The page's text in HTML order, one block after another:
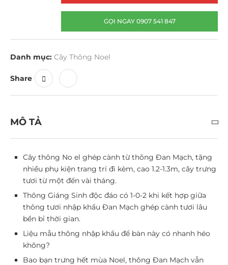
GỌI NGAY 0907 541 847
Danh mục: Cây Thông Noel
Share
MÔ TẢ
Cây thông No el ghép cành từ thông Đan Mạch, tặng
nhiều phụ kiện trang trí đi kèm, cao 1.2-1.3m, cây trưng
tươi từ một đến vài tháng.
Thông Giáng Sinh độc đáo có 1-0-2 khi kết hợp giữa
thông tươi nhập khẩu Đan Mạch ghép cành tươi lâu
bền bỉ thời gian.
Liệu mẫu thông nhập khẩu để bàn này có nhanh héo
không?
Bao bạn trưng hết mùa Noel, thông Đan Mạch vẫn